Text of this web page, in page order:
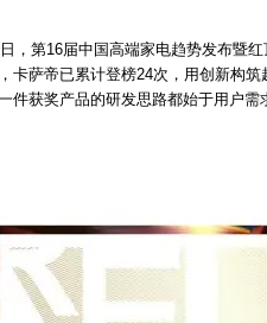
，第16届中国高端家电趋势发布暨
卡萨帝已累计登榜24次，用创新构
件获奖产品的研发思路都始于用户需